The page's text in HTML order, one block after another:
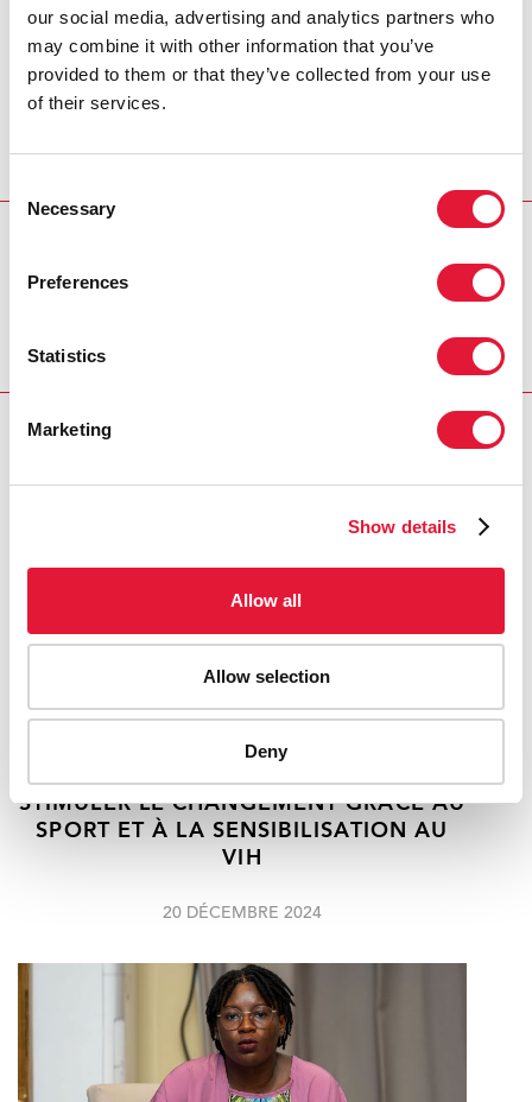
our social media, advertising and analytics partners who
may combine it with other information that you’ve
provided to them or that they’ve collected from your use
of their services.
Selection
Necessary
Preferences
Statistics
Marketing
Show details
Allow all
Allow selection
Deny
Pour Savina Ammassari, Directrice Bureau Pays
ONUSIDA au Cameroun, elle espère que l’initiative de
la déclaration réduira les inégalités. Selon elle,
« Aucune société ne peut s’épanouir et se développer
humaines en commun et nous sommes un même
Cameroon
RELATED
STIMULER LE CHANGEMENT GRÂCE AU
SPORT ET À LA SENSIBILISATION AU
VIH
20 DÉCEMBRE 2024